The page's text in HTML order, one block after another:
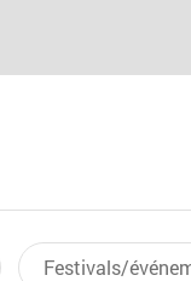
Festivals/